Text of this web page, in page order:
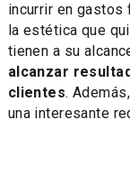
incurrir en
la estética que
tienen a su
alcanzar
clientes.
una interesante